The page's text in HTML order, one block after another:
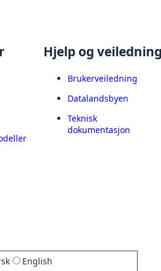
Hjelp og
Brukerveiledning
Datalandsbyen
Teknisk
dokumentasjon
English